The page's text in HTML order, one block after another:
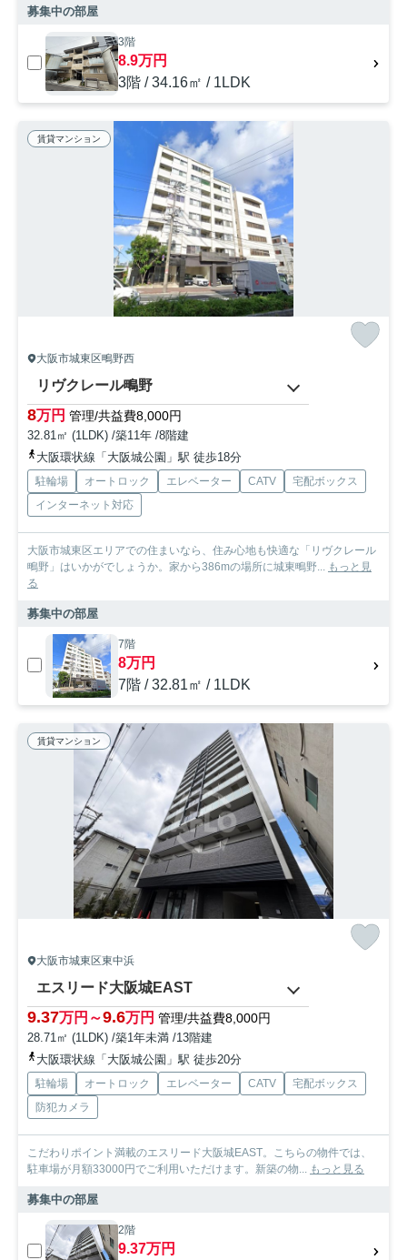
募集中の部屋
3階
8.9万円
3階 / 34.16㎡ / 1LDK
賃貸マンション
大阪市城東区鴫野西
リヴクレール鴫野
8万円 管理/共益費8,000円
32.81㎡ (1LDK) /築11年 /8階建
大阪環状線「大阪城公園」駅 徒歩18分
駐輪場 オートロック エレベーター CATV
宅配ボックス
インターネット対応
大阪市城東区エリアでの住まいなら、住み心地も快適な「リヴクレール
鴫野」はいかがでしょうか。家から386mの場所に城東鴫野... もっと見
る
募集中の部屋
7階
8万円
7階 / 32.81㎡ / 1LDK
賃貸マンション
大阪市城東区東中浜
エスリード大阪城EAST
9.37万円～9.6万円 管理/共益費8,000円
28.71㎡ (1LDK) /築1年未満 /13階建
大阪環状線「大阪城公園」駅 徒歩20分
駐輪場 オートロック エレベーター CATV
宅配ボックス
防犯カメラ
こだわりポイント満載のエスリード大阪城EAST。こちらの物件では、
駐車場が月額33000円でご利用いただけます。新築の物... もっと見る
募集中の部屋
2階
9.37万円